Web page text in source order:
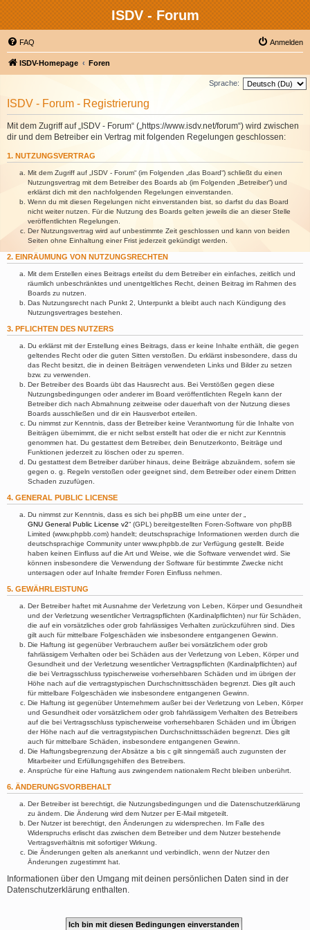
ISDV - Forum
FAQ Anmelden
ISDV-Homepage Foren
Sprache:
ISDV - Forum - Registrierung
Mit dem Zugriff auf „ISDV - Forum“ („https://www.isdv.net/forum“) wird zwischen
dir und dem Betreiber ein Vertrag mit folgenden Regelungen geschlossen:
1. NUTZUNGSVERTRAG
Mit dem Zugriff auf „ISDV - Forum“ (im Folgenden „das Board“) schließt du einen
Nutzungsvertrag mit dem Betreiber des Boards ab (im Folgenden „Betreiber“) und
erklärst dich mit den nachfolgenden Regelungen einverstanden.
Wenn du mit diesen Regelungen nicht einverstanden bist, so darfst du das Board
nicht weiter nutzen. Für die Nutzung des Boards gelten jeweils die an dieser Stelle
veröffentlichten Regelungen.
Der Nutzungsvertrag wird auf unbestimmte Zeit geschlossen und kann von beiden
Seiten ohne Einhaltung einer Frist jederzeit gekündigt werden.
2. EINRÄUMUNG VON NUTZUNGSRECHTEN
Mit dem Erstellen eines Beitrags erteilst du dem Betreiber ein einfaches, zeitlich und
räumlich unbeschränktes und unentgeltliches Recht, deinen Beitrag im Rahmen des
Boards zu nutzen.
Das Nutzungsrecht nach Punkt 2, Unterpunkt a bleibt auch nach Kündigung des
Nutzungsvertrages bestehen.
3. PFLICHTEN DES NUTZERS
Du erklärst mit der Erstellung eines Beitrags, dass er keine Inhalte enthält, die gegen
geltendes Recht oder die guten Sitten verstoßen. Du erklärst insbesondere, dass du
das Recht besitzt, die in deinen Beiträgen verwendeten Links und Bilder zu setzen
bzw. zu verwenden.
Der Betreiber des Boards übt das Hausrecht aus. Bei Verstößen gegen diese
Nutzungsbedingungen oder anderer im Board veröffentlichten Regeln kann der
Betreiber dich nach Abmahnung zeitweise oder dauerhaft von der Nutzung dieses
Boards ausschließen und dir ein Hausverbot erteilen.
Du nimmst zur Kenntnis, dass der Betreiber keine Verantwortung für die Inhalte von
Beiträgen übernimmt, die er nicht selbst erstellt hat oder die er nicht zur Kenntnis
genommen hat. Du gestattest dem Betreiber, dein Benutzerkonto, Beiträge und
Funktionen jederzeit zu löschen oder zu sperren.
Du gestattest dem Betreiber darüber hinaus, deine Beiträge abzuändern, sofern sie
gegen o. g. Regeln verstoßen oder geeignet sind, dem Betreiber oder einem Dritten
Schaden zuzufügen.
4. GENERAL PUBLIC LICENSE
Du nimmst zur Kenntnis, dass es sich bei phpBB um eine unter der „
GNU General Public License v2“ (GPL) bereitgestellten Foren-Software von phpBB
Limited (www.phpbb.com) handelt; deutschsprachige Informationen werden durch die
deutschsprachige Community unter www.phpbb.de zur Verfügung gestellt. Beide
haben keinen Einfluss auf die Art und Weise, wie die Software verwendet wird. Sie
können insbesondere die Verwendung der Software für bestimmte Zwecke nicht
untersagen oder auf Inhalte fremder Foren Einfluss nehmen.
5. GEWÄHRLEISTUNG
Der Betreiber haftet mit Ausnahme der Verletzung von Leben, Körper und Gesundheit
und der Verletzung wesentlicher Vertragspflichten (Kardinalpflichten) nur für Schäden,
die auf ein vorsätzliches oder grob fahrlässiges Verhalten zurückzuführen sind. Dies
gilt auch für mittelbare Folgeschäden wie insbesondere entgangenen Gewinn.
Die Haftung ist gegenüber Verbrauchern außer bei vorsätzlichem oder grob
fahrlässigem Verhalten oder bei Schäden aus der Verletzung von Leben, Körper und
Gesundheit und der Verletzung wesentlicher Vertragspflichten (Kardinalpflichten) auf
die bei Vertragsschluss typischerweise vorhersehbaren Schäden und im übrigen der
Höhe nach auf die vertragstypischen Durchschnittsschäden begrenzt. Dies gilt auch
für mittelbare Folgeschäden wie insbesondere entgangenen Gewinn.
Die Haftung ist gegenüber Unternehmern außer bei der Verletzung von Leben, Körper
und Gesundheit oder vorsätzlichem oder grob fahrlässigem Verhalten des Betreibers
auf die bei Vertragsschluss typischerweise vorhersehbaren Schäden und im Übrigen
der Höhe nach auf die vertragstypischen Durchschnittsschäden begrenzt. Dies gilt
auch für mittelbare Schäden, insbesondere entgangenen Gewinn.
Die Haftungsbegrenzung der Absätze a bis c gilt sinngemäß auch zugunsten der
Mitarbeiter und Erfüllungsgehilfen des Betreibers.
Ansprüche für eine Haftung aus zwingendem nationalem Recht bleiben unberührt.
6. ÄNDERUNGSVORBEHALT
Der Betreiber ist berechtigt, die Nutzungsbedingungen und die Datenschutzerklärung
zu ändern. Die Änderung wird dem Nutzer per E-Mail mitgeteilt.
Der Nutzer ist berechtigt, den Änderungen zu widersprechen. Im Falle des
Widerspruchs erlischt das zwischen dem Betreiber und dem Nutzer bestehende
Vertragsverhältnis mit sofortiger Wirkung.
Die Änderungen gelten als anerkannt und verbindlich, wenn der Nutzer den
Änderungen zugestimmt hat.
Informationen über den Umgang mit deinen persönlichen Daten sind in der
Datenschutzerklärung enthalten.